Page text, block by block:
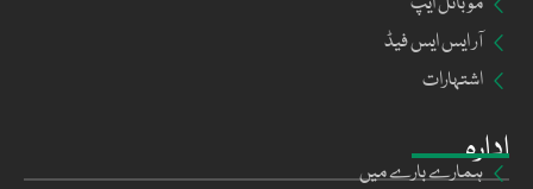
ادارہ
ہمارے بارے میں
آر ایس ایس فیڈ
اشتہارات